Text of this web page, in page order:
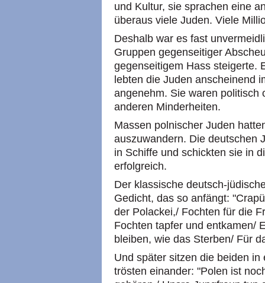
und Kultur, sie sprachen eine
überaus viele Juden. Viele
Deshalb war es fast
Gruppen gegenseitiger
gegenseitigem Hass steigerte.
lebten die Juden anscheinend
angenehm. Sie waren politisch
anderen Minderheiten.
Massen polnischer Juden
auszuwandern. Die deutschen
in Schiffe und schickten sie in
erfolgreich.
Der klassische deutsch-
Gedicht, das so anfängt:
der Polackei,/ Fochten für die
Fochten tapfer und entkamen/
bleiben, wie das Sterben/ Für
Und später sitzen die beiden
trösten einander: "Polen ist